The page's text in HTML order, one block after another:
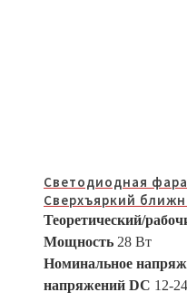
Светодиодная
Сверхъяркий
Теоретический/
Мощность 28 Вт
Номинальное
напряжений DC 12-